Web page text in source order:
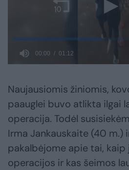
Naujausiomis žiniomis,
paauglei buvo atlikta ilgai
operacija. Todėl
Irma Jankauskaite (40 m.)
pakalbėjome apie tai, kaip
operacijos ir kas šeimos